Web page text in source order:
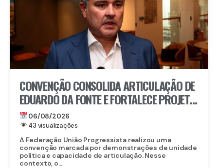
CONVENÇÃO CONSOLIDA ARTICULAÇÃO DE
EDUARDO DA FONTE E FORTALECE PROJETO
PARA O SENADO
06/08/2026
43 visualizações
A Federação União Progressista realizou uma
convenção marcada por demonstrações de unidade
política e capacidade de articulação. Nesse
contexto, o...